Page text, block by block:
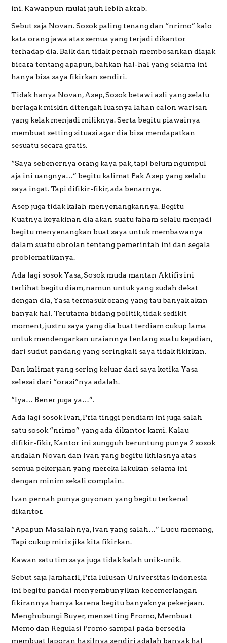
ini. Kawanpun mulai jauh lebih akrab.
Sebut saja Novan. Sosok paling tenang dan “nrimo” kalo
kata orang jawa atas semua yang terjadi dikantor
terhadap dia. Baik dan tidak pernah membosankan diajak
bicara tentang apapun, bahkan hal-hal yang selama ini
hanya bisa saya fikirkan sendiri.
Tidak hanya Novan, Asep, Sosok betawi asli yang selalu
berlagak miskin ditengah luasnya lahan calon warisan
yang kelak menjadi miliknya. Serta begitu piawainya
membuat setting situasi agar dia bisa mendapatkan
sesuatu secara gratis.
“Saya sebenernya orang kaya pak, tapi belum ngumpul
aja ini uangnya…” begitu kalimat Pak Asep yang selalu
saya ingat. Tapi difikir-fikir, ada benarnya.
Asep juga tidak kalah menyenangkannya. Begitu
Kuatnya keyakinan dia akan suatu faham selalu menjadi
begitu menyenangkan buat saya untuk membawanya
dalam suatu obrolan tentang pemerintah ini dan segala
problematikanya.
Ada lagi sosok Yasa, Sosok muda mantan Aktifis ini
terlihat begitu diam, namun untuk yang sudah dekat
dengan dia, Yasa termasuk orang yang tau banyak akan
banyak hal. Terutama bidang politik, tidak sedikit
moment, justru saya yang dia buat terdiam cukup lama
untuk mendengarkan uraiannya tentang suatu kejadian,
dari sudut pandang yang seringkali saya tidak fikirkan.
Dan kalimat yang sering keluar dari saya ketika Yasa
selesai dari “orasi”nya adalah.
“Iya… Bener juga ya…”.
Ada lagi sosok Ivan, Pria tinggi pendiam ini juga salah
satu sosok “nrimo” yang ada dikantor kami. Kalau
difikir-fikir, Kantor ini sungguh beruntung punya 2 sosok
andalan Novan dan Ivan yang begitu ikhlasnya atas
semua pekerjaan yang mereka lakukan selama ini
dengan minim sekali complain.
Ivan pernah punya guyonan yang begitu terkenal
dikantor.
“Apapun Masalahnya, Ivan yang salah…” Lucu memang,
Tapi cukup miris jika kita fikirkan.
Kawan satu tim saya juga tidak kalah unik-unik.
Sebut saja Jamharil, Pria lulusan Universitas Indonesia
ini begitu pandai menyembunyikan kecemerlangan
fikirannya hanya karena begitu banyaknya pekerjaan.
Menghubungi Buyer, mensetting Promo, Membuat
Memo dan Regulasi Promo sampai pada bersedia
membuat laporan hasilnya sendiri adalah banyak hal